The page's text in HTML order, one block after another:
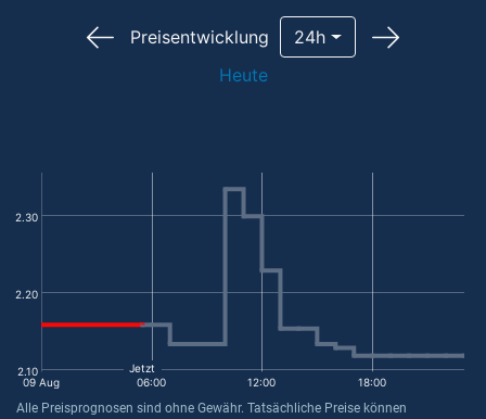
Preisentwicklung
24h
Heute
2.10
2.20
2.30
09 Aug 06:00 12:00 18:00
Jetzt
Alle Preisprognosen sind ohne Gewähr. Tatsächliche Preise können